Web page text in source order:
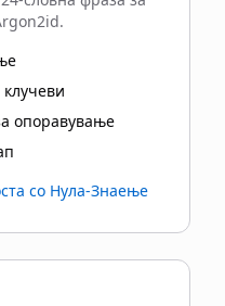
опоравување
со Нула-Знаење